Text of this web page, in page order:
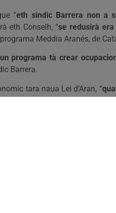
“eth sindic Barrera non a
eth Conselh, “se redusirà
Meddia Aranés, de
programa tà crear
Barrera.
tara naua Lei d’Aran, “